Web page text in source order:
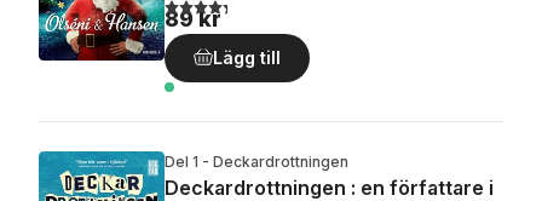
89 kr
Lägg till
Del 1 - Deckardrottningen
Deckardrottningen : en författare i